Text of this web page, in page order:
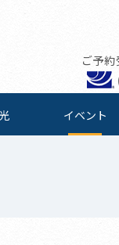
ご予
イベント